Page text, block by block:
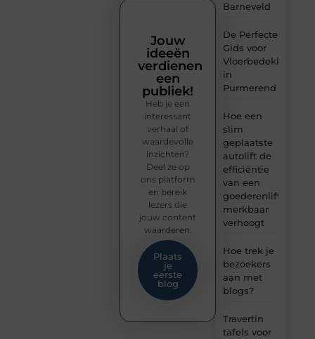
Barneveld
De Perfecte
Gids voor
Vloerbedekking
in
Purmerend
Hoe een
slim
geplaatste
autolift de
efficiëntie
van een
goederenlift
merkbaar
verhoogt
Hoe trek je
bezoekers
aan met
blogs?
Travertin
tafels voor
Jouw
ideeën
verdienen
een
publiek!
Heb je een
interessant
verhaal of
waardevolle
inzichten?
Deel ze op
ons platform
en bereik
lezers die
jouw content
waarderen.
Plaats
je
eerste
blog